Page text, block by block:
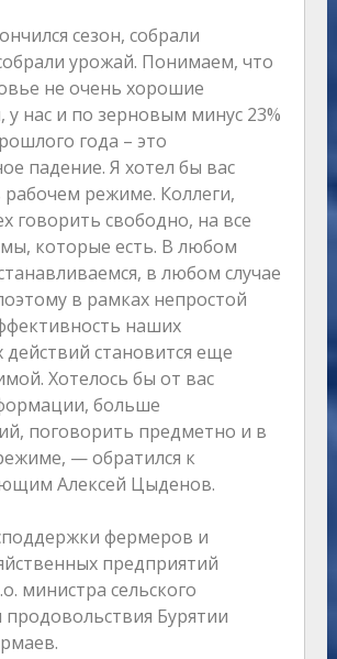
сезон, собрали
урожай. Понимаем, что
не очень хорошие
у нас и по зерновым минус 23%
года – это
падение. Я хотел бы вас
режиме. Коллеги,
говорить свободно, на все
которые есть. В любом
в любом случае
в рамках непростой
наших
действий становится еще
Хотелось бы от вас
больше
поговорить предметно и в
— обратился к
Алексей Цыденов.
фермеров и
предприятий
министра сельского
продовольствия Бурятии